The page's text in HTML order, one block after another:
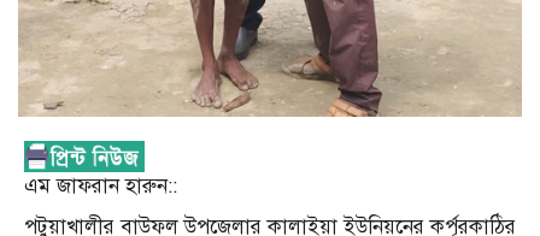
এম জাফরান হারুন::
পটুয়াখালীর বাউফল উপজেলার কালাইয়া ইউনিয়নের কর্পূরকাঠির